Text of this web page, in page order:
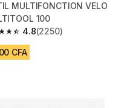
MULTIFONCTION VELO
100
4.8
of 5 stars from 2250 reviews
(2250)
CFA